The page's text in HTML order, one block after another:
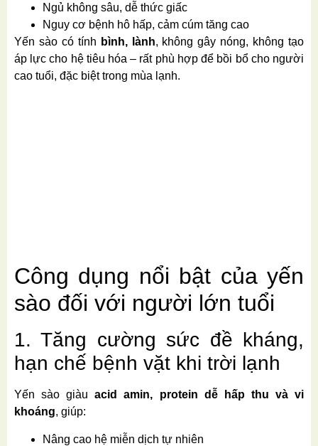
Ngủ không sâu, dễ thức giấc
Nguy cơ bệnh hô hấp, cảm cúm tăng cao
Yến sào có tính bình, lành, không gây nóng, không tạo
áp lực cho hệ tiêu hóa – rất phù hợp để bồi bổ cho người
cao tuổi, đặc biệt trong mùa lạnh.
Công dụng nổi bật của yến
sào đối với người lớn tuổi
1. Tăng cường sức đề kháng,
hạn chế bệnh vặt khi trời lạnh
Yến sào giàuacid amin, protein dễ hấp thu và vi
khoáng, giúp:
Nâng cao hệ miễn dịch tự nhiên